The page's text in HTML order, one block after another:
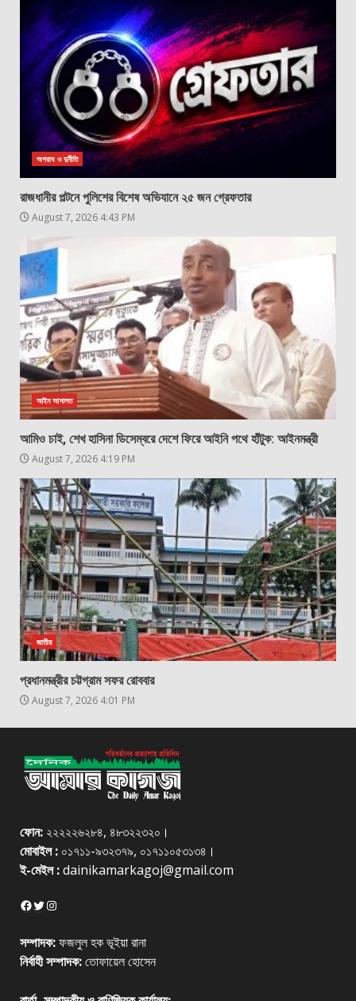
অপরাধ ও দুর্নীতি
রাজধানীর পল্টনে পুলিশের বিশেষ অভিযানে ২৫ জন গ্রেফতার
August 7, 2026 4:43 PM
আইন আদালত
আমিও চাই, শেখ হাসিনা ডিসেম্বরে দেশে ফিরে আইনি পথে হাঁটুক: আইনমন্ত্রী
August 7, 2026 4:19 PM
জাতীয়
প্রধানমন্ত্রীর চট্টগ্রাম সফর রোববার
August 7, 2026 4:01 PM
ফোন: ২২২২২৬২৮৪, ৪৮৩২২৩২০।
মোবাইল : ০১৭১১-৯৩২৩৭৯, ০১৭১১০৫৩১৩৪।
ই-মেইল :dainikamarkagoj@gmail.com
Facebook
Twitter
Instagram
সম্পাদক:ফজলুল হক ভূইয়া রানা
নির্বাহী সম্পাদক:তোফায়েল হোসেন